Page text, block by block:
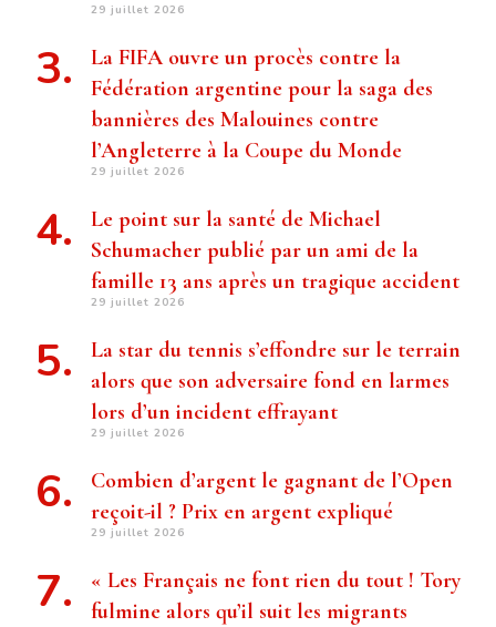
29 juillet 2026
La FIFA ouvre un procès contre la
Fédération argentine pour la saga des
bannières des Malouines contre
l’Angleterre à la Coupe du Monde
29 juillet 2026
Le point sur la santé de Michael
Schumacher publié par un ami de la
famille 13 ans après un tragique accident
29 juillet 2026
La star du tennis s’effondre sur le terrain
alors que son adversaire fond en larmes
lors d’un incident effrayant
29 juillet 2026
Combien d’argent le gagnant de l’Open
reçoit-il ? Prix ​​en argent expliqué
29 juillet 2026
« Les Français ne font rien du tout ! Tory
fulmine alors qu’il suit les migrants